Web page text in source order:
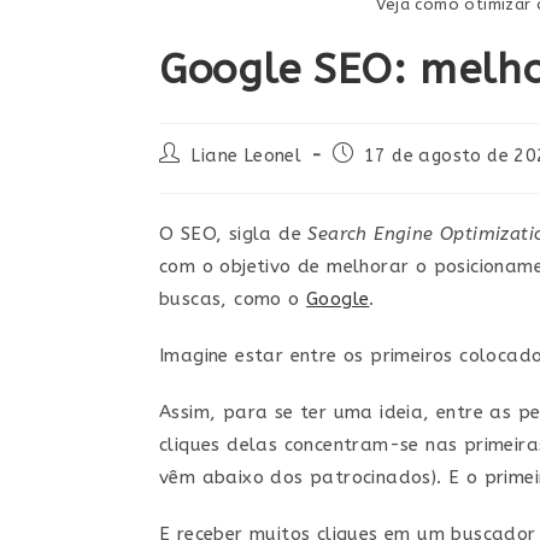
Veja como otimizar
Google SEO:
Liane Leonel 17 de agosto de
O SEO, sigla deSearch Engine
com o objetivo de melhorar o
buscas, como oGoogle.
Imagine estar entre os primeiros
Assim, para se ter uma ideia, entre as
cliques delas concentram-se nas
vêm abaixo dos patrocinados). E o
E receber muitos cliques em um